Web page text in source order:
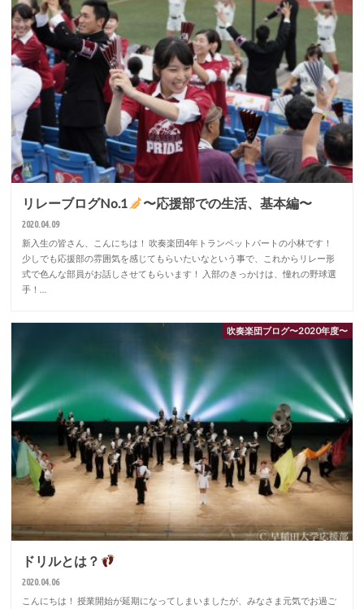
リレーブログNo.1 〜応援部での生活、基本編〜
2020.04.09
新入生の皆さん、こんにちは！ 吹奏楽団4年トランペットパートの小林です！
少しでも応援部の雰囲気を感じてもらいたいなという事で、これからリレー形
式で色んな部員がお話しさせてもらいます！ 入部のきっかけは、憧れの野球選
手！…
吹奏楽団ブログ〜2020年度〜
ドリルとは？
2020.04.06
こんにちは！ 授業開始が延期になってしまいましたが、みなさま元気でお過ご